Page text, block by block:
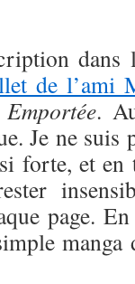
de l’ami
.
Je ne suis
forte, et
page.
manga